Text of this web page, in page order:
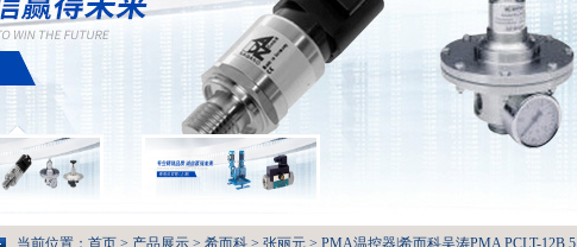
当前位置： 首页 > 产品展示 > 希而科 > 张丽元 > PMA温控器|希而科吴涛PMA PCLT-12B.5